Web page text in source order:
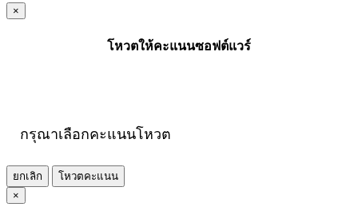
×
โหวตให้คะแนนซอฟต์แวร์
กรุณาเลือกคะแนนโหวต
ยกเลิก
โหวตคะแนน
×